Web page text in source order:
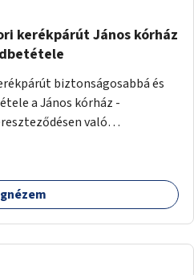
kerékpárút János kórház
biztonságosabbá és
a János kórház -
való
esetleg ésszerűbb